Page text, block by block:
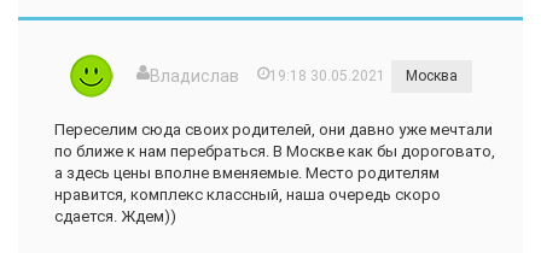
Владислав 19:18 30.05.2021 Москва
Переселим сюда своих родителей, они давно уже мечтали
по ближе к нам перебраться. В Москве как бы дороговато,
а здесь цены вполне вменяемые. Место родителям
нравится, комплекс классный, наша очередь скоро
сдается. Ждем))